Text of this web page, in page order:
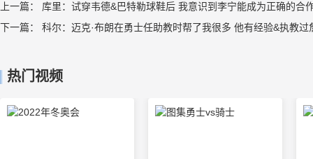
上一篇： 库里：试穿韦德&巴特勒球鞋后 我意识到李宁能成为正确的合
下一篇： 科尔：迈克·布朗在勇士任助教时帮了我很多 他有经验&执教过
热门视频